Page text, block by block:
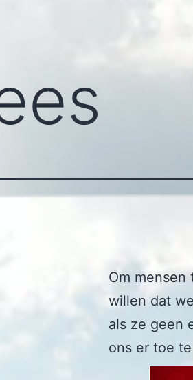
Om
willen dat
als ze geen
ons er toe